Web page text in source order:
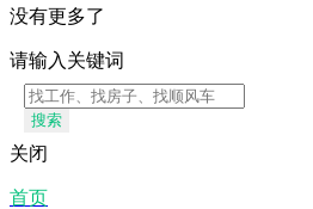
没有更多了
请输入关键词
搜索
关闭
首页